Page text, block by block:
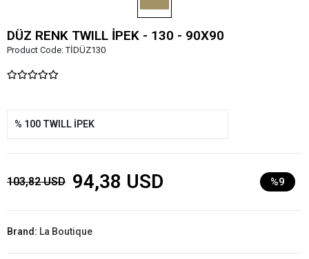
DÜZ RENK TWILL İPEK - 130 - 90X90
Product Code:TİDÜZ130
% 100 TWILL İPEK
103,82 USD 94,38 USD %9
Brand: La Boutique